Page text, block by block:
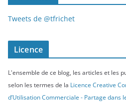
Tweets de @tfrichet
Licence
L'ensemble de ce blog, les articles et les
selon les termes de la Licence Creative
d’Utilisation Commerciale - Partage dans